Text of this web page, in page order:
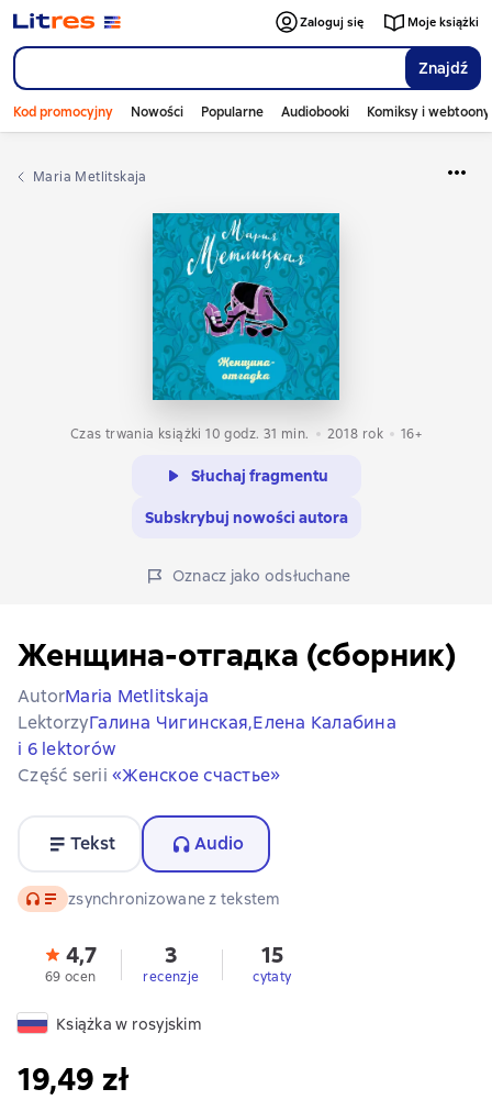
Znajdź
Zaloguj się Moje książki
Kod promocyjny Nowości Popularne Audiobooki Komiksy i webtoony
Maria Metlitskaja
Czas trwania książki 10 godz. 31 min. 2018 rok 16+
Słuchaj fragmentu
Subskrybuj nowości autora
Oznacz jako odsłuchane
Женщина-отгадка (сборник)
AutorMaria Metlitskaja
LektorzyГалина Чигинская,Елена Калабина
i 6 lektorów
Część serii «Женское счастье»
Tekst Audio
Audio zsynchronizowane z tekstem
4,7
69 ocen
3
recenzje
15
cytaty
Książka w rosyjskim
19,49 zł